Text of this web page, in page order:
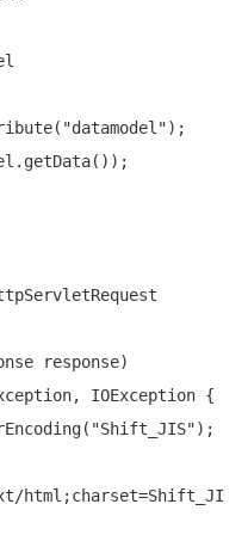
"datamodel");
IOException {
"Shift_JIS");
html;charset=Shift_JI